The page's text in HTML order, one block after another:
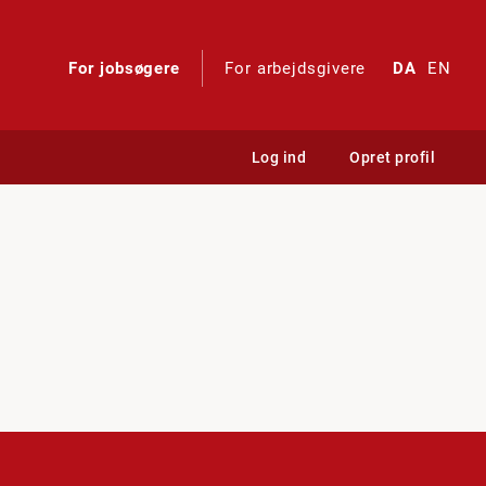
For jobsøgere For arbejdsgivere DA EN
Log ind Opret profil